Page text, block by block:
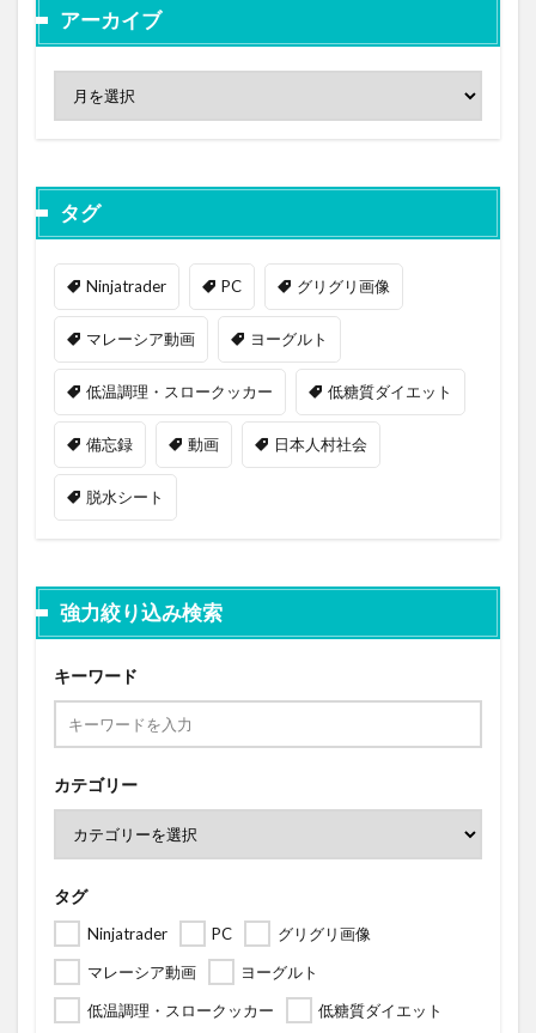
アーカイブ
タグ
Ninjatrader PC グリグリ画像
マレーシア動画 ヨーグルト
低温調理・スロークッカー 低糖質ダイエット
備忘録 動画 日本人村社会
脱水シート
強力絞り込み検索
キーワード
カテゴリー
タグ
Ninjatrader PC
グリグリ画像
マレーシア動画
ヨーグルト
低温調理・スロークッカー
低糖質ダイエット